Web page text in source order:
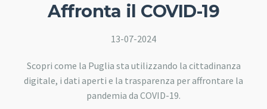
Affronta il COVID-19
13-07-2024
Scopri come la Puglia sta utilizzando la cittadinanza
digitale, i dati aperti e la trasparenza per affrontare la
pandemia da COVID-19.